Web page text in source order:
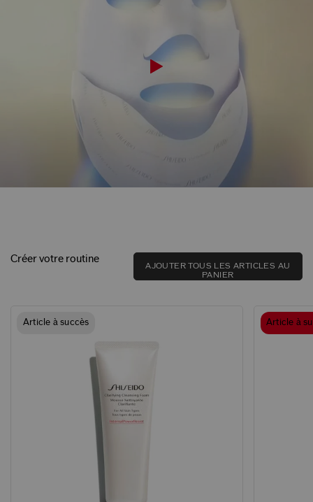
Créer votre routine
AJOUTER TOUS LES ARTICLES AU
PANIER
Article à succès Article à